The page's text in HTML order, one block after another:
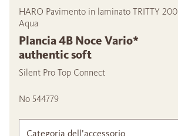
HARO Pavimento in laminato TRITTY 200
Aqua
Plancia 4B Noce Vario*
authentic soft
Silent Pro Top Connect
No 544779
Categoria dell’accessorio